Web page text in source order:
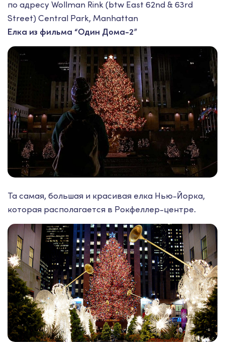
по адресу Wollman Rink (btw East 62nd & 63rd
Street) Central Park, Manhattan
Елка из фильма “Один Дома-2”
Та самая, большая и красивая елка Нью-Йорка,
которая располагается в Рокфеллер-центре.